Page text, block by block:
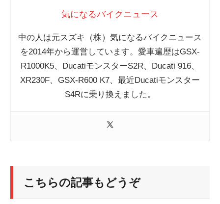
気になるバイクニュース
中の人は元スズキ（株）気になるバイクニュース
を2014年から運営しています。愛車遍歴はGSX-
R1000K5、DucatiモンスターS2R、Ducati 916、
XR230F、GSX-R600 K7、最近Ducatiモンスター
S4Rに乗り換えました。
こちらの記事もどうぞ